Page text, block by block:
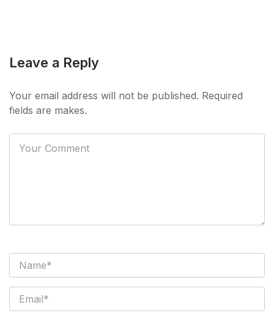
Leave a Reply
Your email address will not be published. Required
fields are makes.